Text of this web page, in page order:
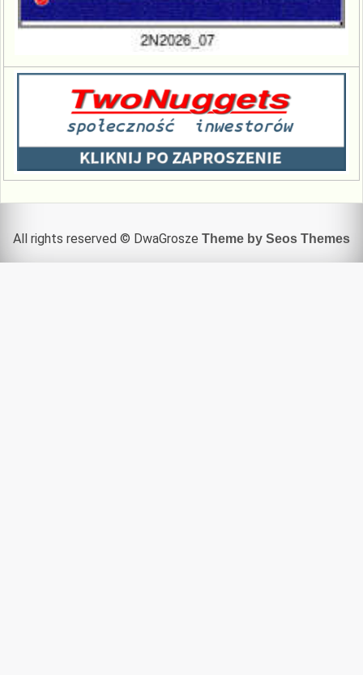
All rights reserved © DwaGrosze Theme by Seos Themes